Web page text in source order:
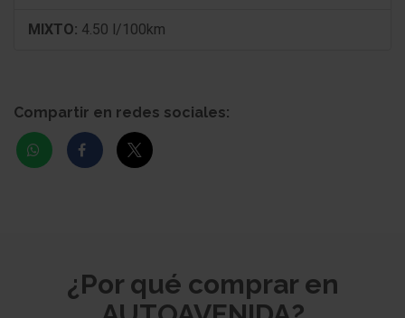
MIXTO: 4.50 l/100km
Compartir en redes sociales:
¿Por qué comprar en